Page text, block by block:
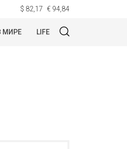
$ 82,17 € 94,84
МИРЕ LIFE